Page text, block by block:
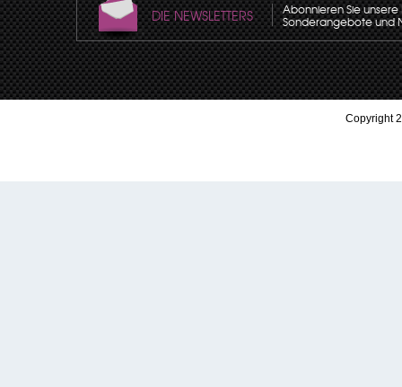
DIE NEWSLETTERS Abonnieren Sie
Sonderangebote und
Copyright